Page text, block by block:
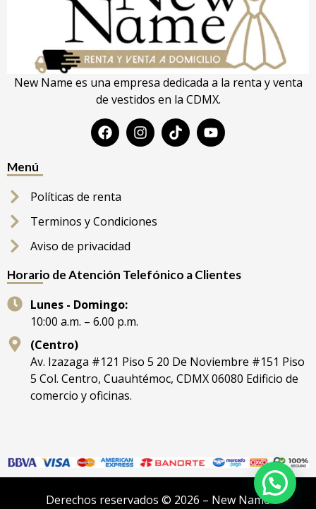
New Name es una empresa dedicada a la renta y venta
de vestidos en la CDMX.
Menú
Políticas de renta
Terminos y Condiciones
Aviso de privacidad
Horario de Atención Telefónico a Clientes
Lunes - Domingo:
10:00 a.m. – 6.00 p.m.
(Centro)
Av. Izazaga #121 Piso 5 20 De Noviembre #151 Piso
5 Col. Centro, Cuauhtémoc, CDMX 06080 Edificio de
comercio y oficinas.
Derechos reservados © 2026 – New Name